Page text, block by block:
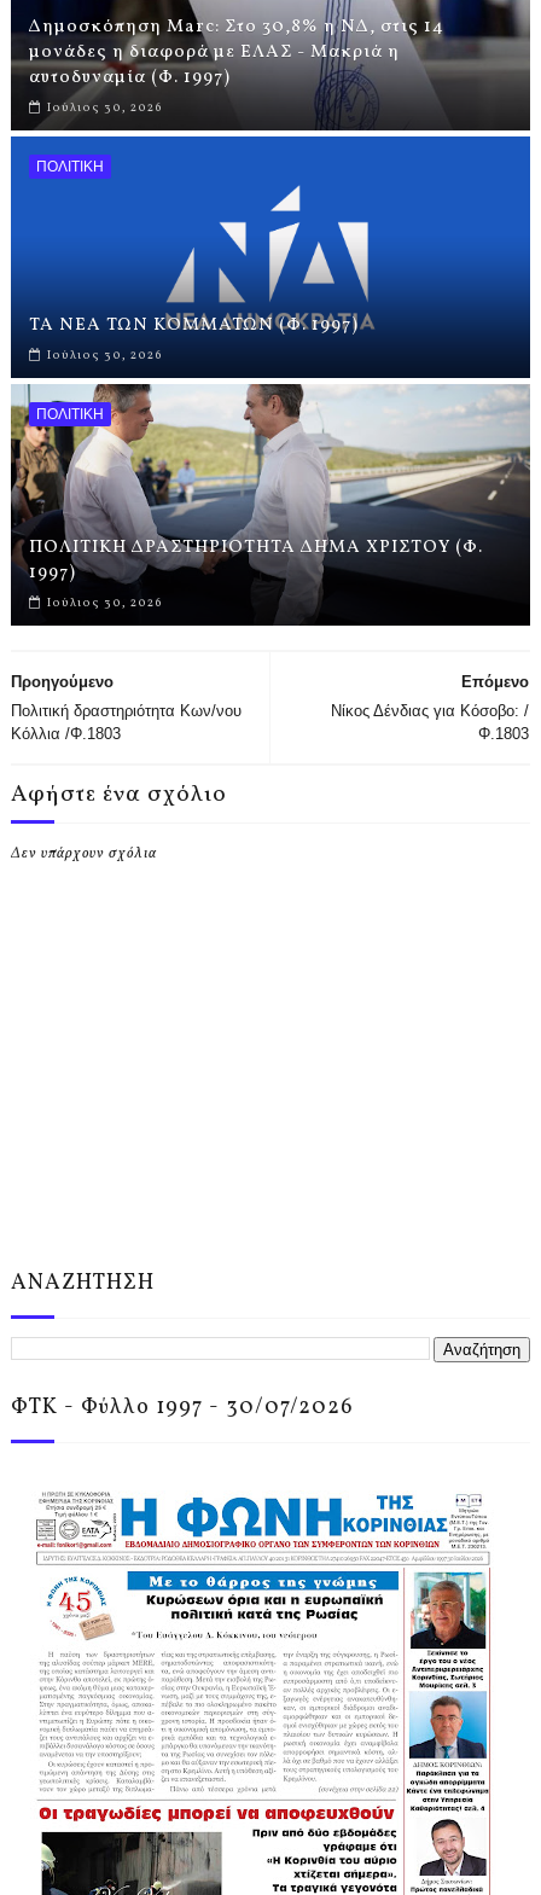
Δημοσκόπηση Marc: Στο 30,8% η ΝΔ, στις 14
μονάδες η διαφορά με ΕΛΑΣ - Μακριά η
αυτοδυναμία (Φ. 1997)
Ιούλιος 30, 2026
ΠΟΛΙΤΙΚΗ
ΤΑ ΝΕΑ ΤΩΝ ΚΟΜΜΑΤΩΝ (Φ. 1997)
Ιούλιος 30, 2026
ΠΟΛΙΤΙΚΗ
ΠΟΛΙΤΙΚΗ ΔΡΑΣΤΗΡΙΟΤΗΤΑ ΔΗΜΑ ΧΡΙΣΤΟΥ (Φ.
1997)
Ιούλιος 30, 2026
Επόμενο
Νίκος Δένδιας για Κόσοβο: /
Φ.1803
Προηγούμενο
Πολιτική δραστηριότητα Κων/νου
Κόλλια /Φ.1803
Αφήστε ένα σχόλιο
Δεν υπάρχουν σχόλια
ΑΝΑΖΗΤΗΣΗ
ΦΤΚ - Φύλλο 1997 - 30/07/2026